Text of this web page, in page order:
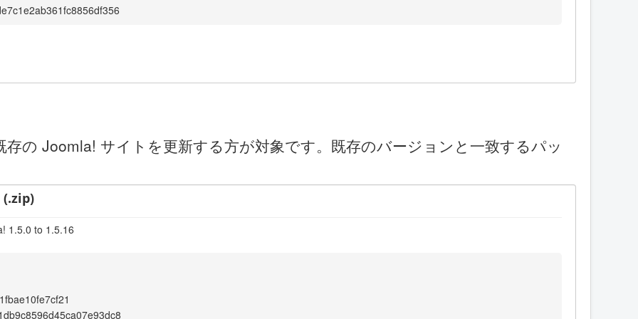
の Joomla! サイトを更新する方が対象です。既存のバージョンと一致するパッ
(.zip)
1.5.0 to 1.5.16